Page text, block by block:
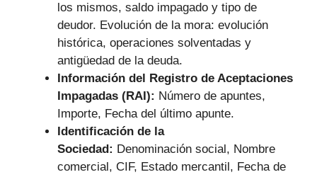
los mismos, saldo impagado y tipo de
deudor. Evolución de la mora: evolución
histórica, operaciones solventadas y
antigüedad de la deuda.
Información del Registro de Aceptaciones
Impagadas (RAI): Número de apuntes,
Importe, Fecha del último apunte.
Identificación de la
Sociedad: Denominación social, Nombre
comercial, CIF, Estado mercantil, Fecha de